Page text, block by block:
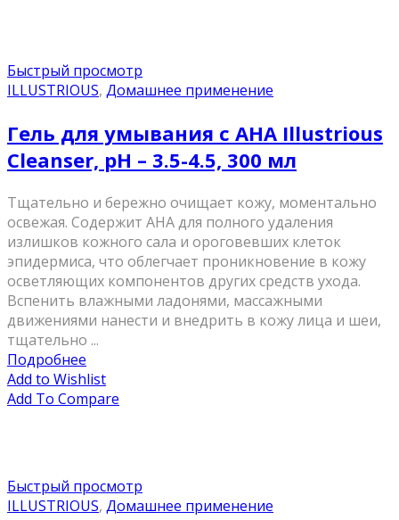
Быстрый просмотр
ILLUSTRIOUS, Домашнее применение
Гель для умывания с АНА Illustrious
Cleanser, рН – 3.5-4.5, 300 мл
Тщательно и бережно очищает кожу, моментально
освежая. Содержит АНА для полного удаления
излишков кожного сала и ороговевших клеток
эпидермиса, что облегчает проникновение в кожу
осветляющих компонентов других средств ухода.
Вспенить влажными ладонями, массажными
движениями нанести и внедрить в кожу лица и шеи,
тщательно ...
Подробнее
Add to Wishlist
Add To Compare
Быстрый просмотр
ILLUSTRIOUS, Домашнее применение